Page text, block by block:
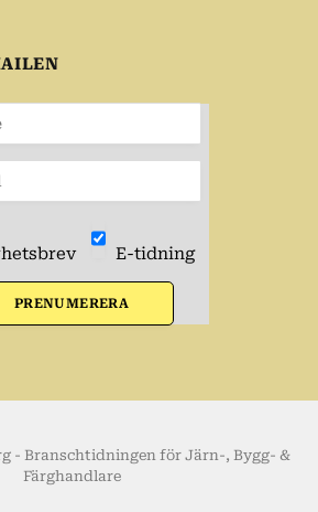
E-tidning
PRENUMERERA
- Branschtidningen för Järn-, Bygg- &
Färghandlare